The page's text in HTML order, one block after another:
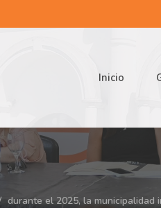
Inicio
durante el 2025, la municipalidad